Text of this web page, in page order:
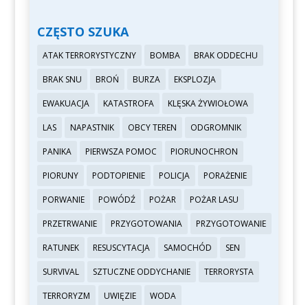
CZĘSTO SZUKA
ATAK TERRORYSTYCZNY BOMBA BRAK ODDECHU
BRAK SNU BROŃ BURZA EKSPLOZJA
EWAKUACJA KATASTROFA KLĘSKA ŻYWIOŁOWA
LAS NAPASTNIK OBCY TEREN ODGROMNIK
PANIKA PIERWSZA POMOC PIORUNOCHRON
PIORUNY PODTOPIENIE POLICJA PORAŻENIE
PORWANIE POWÓDŹ POŻAR POŻAR LASU
PRZETRWANIE PRZYGOTOWANIA PRZYGOTOWANIE
RATUNEK RESUSCYTACJA SAMOCHÓD SEN
SURVIVAL SZTUCZNE ODDYCHANIE TERRORYSTA
TERRORYZM UWIĘZIE WODA